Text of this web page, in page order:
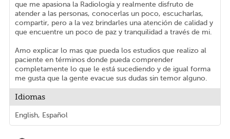
que me apasiona la Radiología y realmente disfruto de
atender a las personas, conocerlas un poco, escucharlas,
compartir, pero a la vez brindarles una atención de calidad y
que encuentre un poco de paz y tranquilidad a través de mi.
Amo explicar lo mas que pueda los estudios que realizo al
paciente en términos donde pueda comprender
completamente lo que le está sucediendo y de igual forma
me gusta que la gente evacue sus dudas sin temor alguno.
Idiomas
English, Español